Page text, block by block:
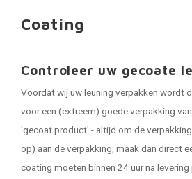
Coating
Controleer uw gecoate
Voordat wij uw leuning verpakken wordt
voor een (extreem) goede verpakking
'gecoat product' - altijd om de
op) aan de verpakking, maak dan direct
coating moeten binnen 24 uur na